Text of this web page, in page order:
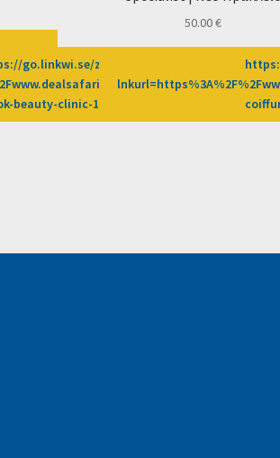
go.linkwi.se/z/269-0/CD2589/?
beauty-clinic-1%3Fafn%3DLW
50.00€